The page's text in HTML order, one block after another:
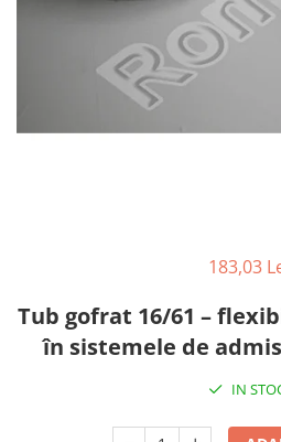
Sistem Alimentare Balkancar
Diverse Piese Alimentare
Duze Injector
Injectoare Balkancar
Convertizoare de Cuplu
Discuri Transmisie
Sistem Directie
183,03
Tub gofrat 16/61 –
în sistemele de
IN